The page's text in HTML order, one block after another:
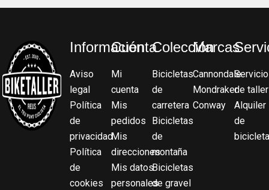
Información
Aviso
legal
Política
de
privacidad
Política
de
cookies
Cuenta
Mi
cuenta
Mis
pedidos
Mis
direcciones
Mis datos
personales
Colección
Bicicletas
de
carretera
Bicicletas
de
montaña
Bicicletas
de gravel
Marcas
Cannondale
Mondraker
Conway
Servicio
de taller
Alquiler
de